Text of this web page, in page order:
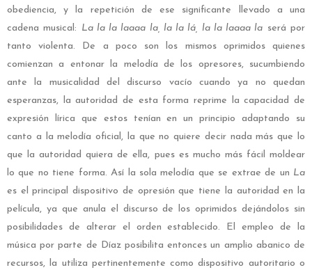
obediencia, y la repetición de ese significante llevado a una
cadena musical: La la la laaaa la, la la lá, la la laaaa la será por
tanto violenta. De a poco son los mismos oprimidos quienes
comienzan a entonar la melodía de los opresores, sucumbiendo
ante la musicalidad del discurso vacío cuando ya no quedan
esperanzas, la autoridad de esta forma reprime la capacidad de
expresión lírica que estos tenían en un principio adaptando su
canto a la melodía oficial, la que no quiere decir nada más que lo
que la autoridad quiera de ella, pues es mucho más fácil moldear
lo que no tiene forma. Así la sola melodía que se extrae de un La
es el principal dispositivo de opresión que tiene la autoridad en la
película, ya que anula el discurso de los oprimidos dejándolos sin
posibilidades de alterar el orden establecido. El empleo de la
música por parte de Díaz posibilita entonces un amplio abanico de
recursos, la utiliza pertinentemente como dispositivo autoritario o